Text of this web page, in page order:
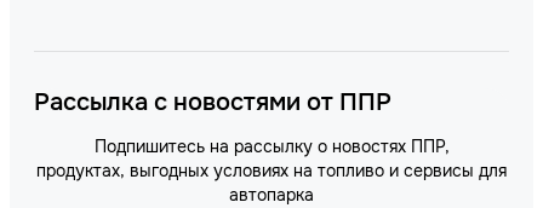
Рассылка с новостями от ППР
Подпишитесь на рассылку о новостях ППР,
продуктах, выгодных условиях на топливо и сервисы для
автопарка